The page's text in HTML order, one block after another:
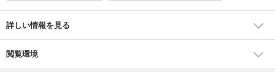
詳しい情報を見る
閲覧環境